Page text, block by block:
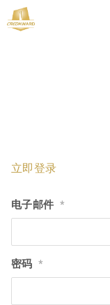
立即登录
电子邮件 *
密码 *